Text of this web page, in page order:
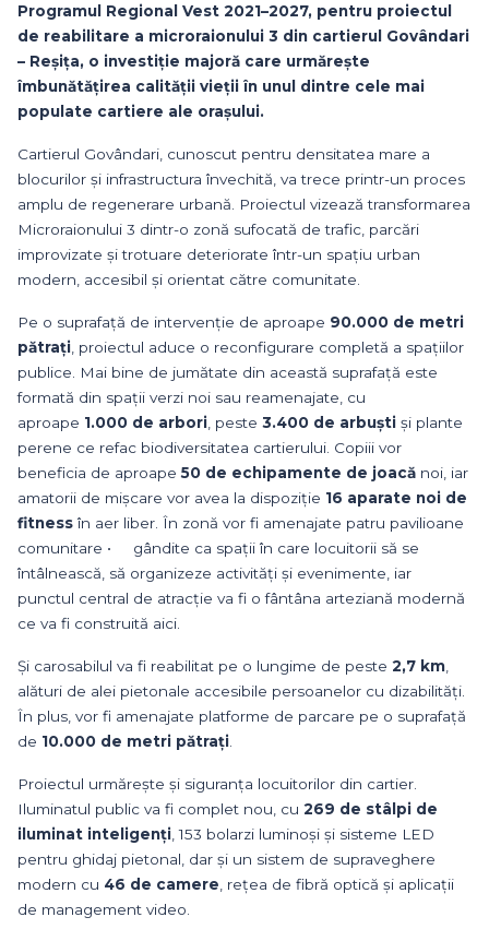
Programul Regional Vest 2021–2027, pentru proiectul
de reabilitare a microraionului 3 din cartierul Govândari
– Reșița, o investiție majoră care urmărește
îmbunătățirea calității vieții în unul dintre cele mai
populate cartiere ale orașului.
Cartierul Govândari, cunoscut pentru densitatea mare a
blocurilor și infrastructura învechită, va trece printr-un proces
amplu de regenerare urbană. Proiectul vizează transformarea
Microraionului 3 dintr-o zonă sufocată de trafic, parcări
improvizate și trotuare deteriorate într-un spațiu urban
modern, accesibil și orientat către comunitate.
Pe o suprafață de intervenție de aproape 90.000 de metri
pătrați , proiectul aduce o reconfigurare completă a spațiilor
publice. Mai bine de jumătate din această suprafață este
formată din spații verzi noi sau reamenajate, cu
aproape 1.000 de arbori , peste 3.400 de arbuști și plante
perene ce refac biodiversitatea cartierului. Copiii vor
beneficia de aproape50 de echipamente de joacă noi, iar
amatorii de mișcare vor avea la dispoziție 16 aparate noi de
fitness în aer liber. În zonă vor fi amenajate patru pavilioane
comunitare • gândite ca spații în care locuitorii să se
întâlnească, să organizeze activități și evenimente, iar
punctul central de atracție va fi o fântâna arteziană modernă
ce va fi construită aici.
Și carosabilul va fi reabilitat pe o lungime de peste 2,7 km
alături de alei pietonale accesibile persoanelor cu dizabilități.
În plus, vor fi amenajate platforme de parcare pe o suprafață
de 10.000 de metri pătrați
Proiectul urmărește și siguranța locuitorilor din cartier.
Iluminatul public va fi complet nou, cu 269 de stâlpi de
iluminat inteligenți , 153 bolarzi luminoși și sisteme LED
pentru ghidaj pietonal, dar și un sistem de supraveghere
modern cu 46 de camere , rețea de fibră optică și aplicații
de management video.